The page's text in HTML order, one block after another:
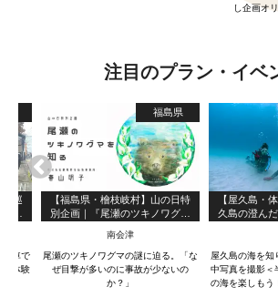
し企画オ
注目のプラン・イベ
と巡
用車で
芸体験
福島県
【福島県・檜枝岐村】山の日特
別企画｜『尾瀬のツキノワグマ
南会津
尾瀬のツキノワグマの謎に迫る。「な
ぜ目撃が多いのに事故が少ないの
か？」
【屋久島・
久島の澄ん
な1ダイブ・
屋久島の海を知
中写真を撮影＜
の海を楽しもう